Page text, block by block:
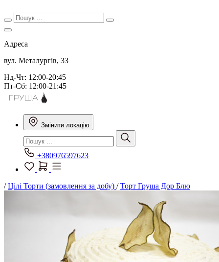
Адреса
вул. Металургів, 33
Нд-Чт: 12:00-20:45
Пт-Сб: 12:00-21:45
Змінити локацію
+380976597623
/Цілі Торти (замовлення за добу) /Торт Груша Дор Блю